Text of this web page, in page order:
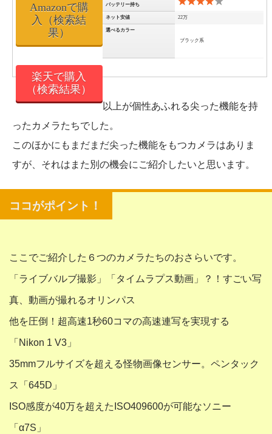
バッテリー持ち
ネット安値 22万
選べるカラー
ブラック系
Amazonで購
入（検索結
果）
楽天で購入
（検索結果）
以上が個性あふれる尖った機能を持
ったカメラたちでした。
このほかにもまだまだ尖った機能をもつカメラはありま
すが、それはまた別の機会にご紹介したいと思います。
ここでご紹介した６つのカメラたちのおさらいです。
「ライブバルブ撮影」「タイムラプス動画」？！すごい写
真、動画が撮れるオリンパス
他を圧倒！超高速1秒60コマの高速連写を実現する
「Nikon 1 V3」
35mmフルサイズを超える怪物画像センサー。ペンタック
ス「645D」
ISO感度が40万を超えたISO409600が可能なソニー
「α7S」